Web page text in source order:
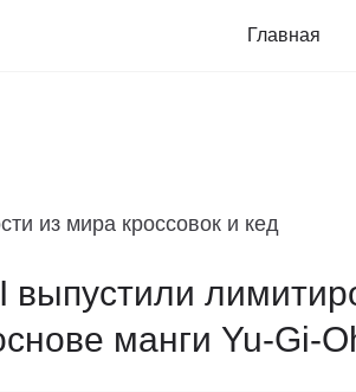
Главная
из мира кроссовок и кед
выпустили
манги Yu-Gi-